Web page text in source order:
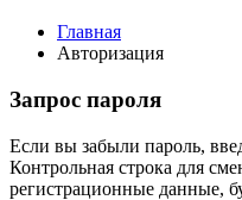
Главная
Авторизация
Запрос пароля
Если вы забыли пароль,
Контрольная строка для
регистрационные данные,